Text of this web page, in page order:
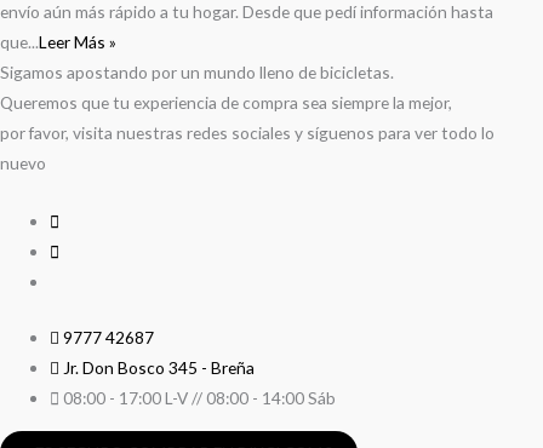
envío aún más rápido a tu hogar. Desde que pedí información hasta
que...Leer Más »
Sigamos apostando por un mundo lleno de bicicletas.
Queremos que tu experiencia de compra sea siempre la mejor,
por favor, visita nuestras redes sociales y síguenos para ver todo lo
nuevo
9777 42687
Jr. Don Bosco 345 - Breña
08:00 - 17:00 L-V // 08:00 - 14:00 Sáb